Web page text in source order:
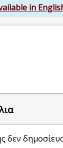
in
δεν